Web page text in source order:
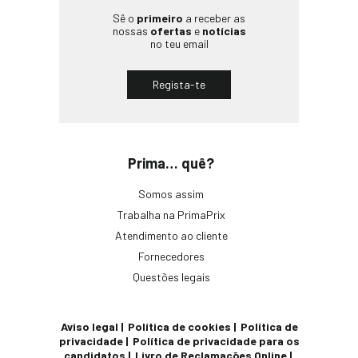
Prima… quê?
Somos assim
Trabalha na PrimaPrix
Atendimento ao cliente
Fornecedores
Questões legais
Sê o primeiro a receber as
nossas ofertas e notícias
no teu email
Regista-te
Aviso legal Política de cookies
Política de
privacidade
Política de privacidade para os